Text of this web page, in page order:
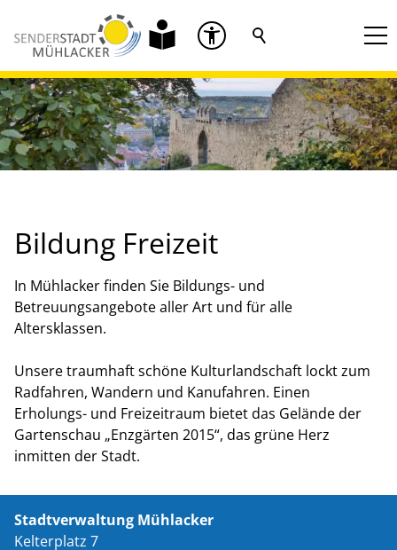
Bildung Freizeit
In Mühlacker finden Sie Bildungs- und
Betreuungsangebote aller Art und für alle
Altersklassen.
Unsere traumhaft schöne Kulturlandschaft lockt zum
Radfahren, Wandern und Kanufahren. Einen
Erholungs- und Freizeitraum bietet das Gelände der
Gartenschau „Enzgärten 2015“, das grüne Herz
inmitten der Stadt.
Stadtverwaltung Mühlacker
Kelterplatz 7